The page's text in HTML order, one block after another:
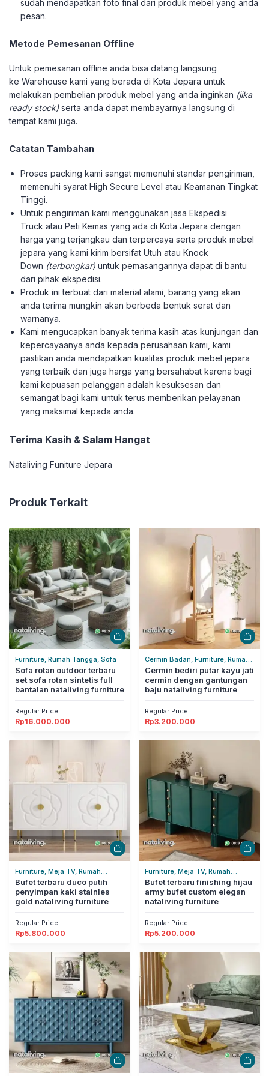
sudah mendapatkan foto final dari produk mebel yang anda
pesan.
Metode Pemesanan Offline
Untuk pemesanan offline anda bisa datang langsung
ke Warehouse kami yang berada di Kota Jepara untuk
melakukan pembelian produk mebel yang anda inginkan (jika
ready stock) serta anda dapat membayarnya langsung di
tempat kami juga.
Catatan Tambahan
Proses packing kami sangat memenuhi standar pengiriman,
memenuhi syarat High Secure Level atau Keamanan Tingkat
Tinggi.
Untuk pengiriman kami menggunakan jasa Ekspedisi
Truck atau Peti Kemas yang ada di Kota Jepara dengan
harga yang terjangkau dan terpercaya serta produk mebel
jepara yang kami kirim bersifat Utuh atau Knock
Down (terbongkar) untuk pemasangannya dapat di bantu
dari pihak ekspedisi.
Produk ini terbuat dari material alami, barang yang akan
anda terima mungkin akan berbeda bentuk serat dan
warnanya.
Kami mengucapkan banyak terima kasih atas kunjungan dan
kepercayaanya anda kepada perusahaan kami, kami
pastikan anda mendapatkan kualitas produk mebel jepara
yang terbaik dan juga harga yang bersahabat karena bagi
kami kepuasan pelanggan adalah kesuksesan dan
semangat bagi kami untuk terus memberikan pelayanan
yang maksimal kepada anda.
Terima Kasih & Salam Hangat
Nataliving Funiture Jepara
Produk Terkait
Furniture, Rumah Tangga, Sofa
Sofa rotan outdoor terbaru
set sofa rotan sintetis full
bantalan nataliving furniture
Regular Price
Rp16.000.000
Cermin Badan, Furniture, Rumah
Tangga
Cermin bediri putar kayu jati
cermin dengan gantungan
baju nataliving furniture
Regular Price
Rp3.200.000
Furniture, Meja TV, Rumah
Tangga
Bufet terbaru duco putih
penyimpan kaki stainles
gold nataliving furniture
Regular Price
Rp5.800.000
Furniture, Meja TV, Rumah
Tangga
Bufet terbaru finishing hijau
army bufet custom elegan
nataliving furniture
Regular Price
Rp5.200.000